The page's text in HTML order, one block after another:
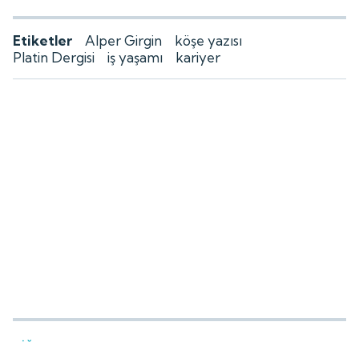
Etiketler Alper Girgin
köşe yazısı
Platin Dergisi
iş yaşamı kariyer